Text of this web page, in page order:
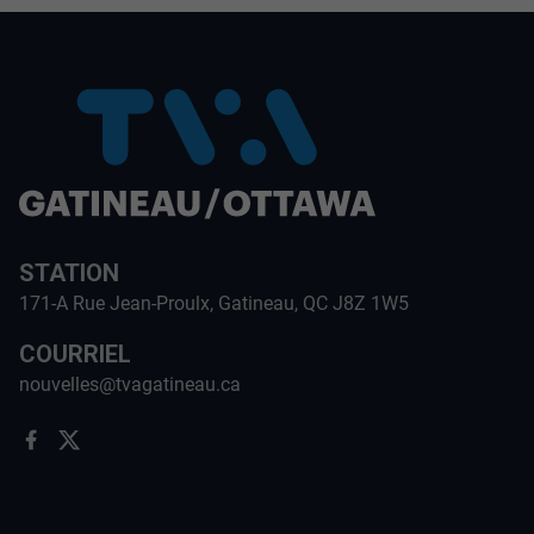
STATION
171-A Rue Jean-Proulx, Gatineau, QC J8Z 1W5
COURRIEL
nouvelles@tvagatineau.ca